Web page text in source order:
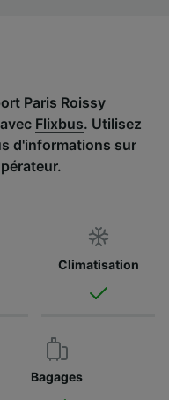
Paris Roissy
Flixbus. Utilisez
d'informations sur
Climatisation
Bagages